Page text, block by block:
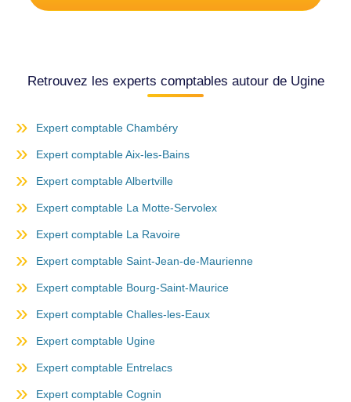
Retrouvez les experts comptables autour de Ugine
Expert comptable Chambéry
Expert comptable Aix-les-Bains
Expert comptable Albertville
Expert comptable La Motte-Servolex
Expert comptable La Ravoire
Expert comptable Saint-Jean-de-Maurienne
Expert comptable Bourg-Saint-Maurice
Expert comptable Challes-les-Eaux
Expert comptable Ugine
Expert comptable Entrelacs
Expert comptable Cognin